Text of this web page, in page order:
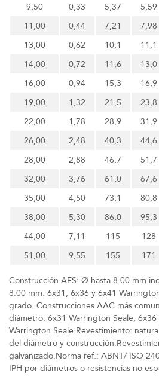
9,50
0,33 5,37 5,59
11,00
0,44 7,21 7,98
13,00
0,62 10,1 11,1
14,00
0,72 11,6 13,0
16,00
0,94 15,3 16,9
19,00
1,32 21,5 23,8
22,00
1,78 28,9 31,9
26,00
2,48 40,3 44,6
28,00
2,88 46,7 51,7
32,00
3,76 61,0 67,6
35,00
4,50 73,1 80,8
38,00
5,30 86,0 95,3
44,00
7,11 115 128
51,00
9,55 155 171
Construcción AFS: Ø hasta 8.00 mm
8.00 mm: 6x31, 6x36 y 6x41
grado. Construcciones AAC más
diámetro: 6x31 Warrington Seale, 6x36
Warrington Seale.Revestimiento:
del diámetro y
galvanizado.Norma ref.: ABNT/ ISO
IPH por diámetros o resistencias no